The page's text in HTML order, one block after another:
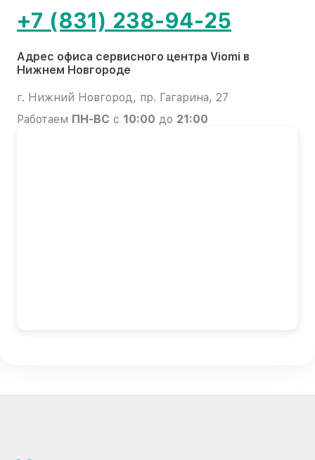
+7 (831) 238-94-25
Адрес офиса сервисного центра Viomi в
Нижнем Новгороде
г. Нижний Новгород, пр. Гагарина, 27
Работаем ПН-ВС с 10:00 до 21:00